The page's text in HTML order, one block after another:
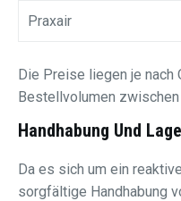
Praxair
Die Preise liegen je nach
Bestellvolumen
Handhabung Und
Da es sich um ein
sorgfältige Handhabung